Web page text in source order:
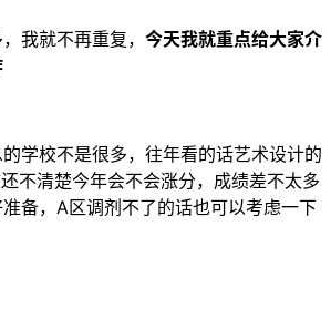
我就不再重复， 今天我就重点给大家介
学校不是很多，往年看的话艺术设计的
不清楚今年会不会涨分，成绩差不太多
备，A区调剂不了的话也可以考虑一下